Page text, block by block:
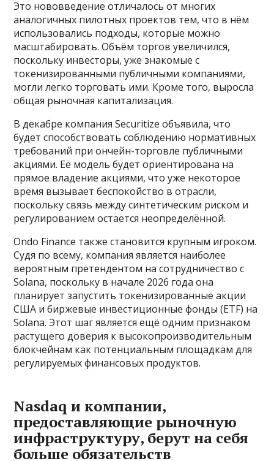
Это нововведение отличалось от многих
аналогичных пилотных проектов тем, что в нём
использовались подходы, которые можно
масштабировать. Объём торгов увеличился,
поскольку инвесторы, уже знакомые с
токенизированными публичными компаниями,
могли легко торговать ими. Кроме того, выросла
общая рыночная капитализация.
В декабре компания Securitize объявила, что
будет способствовать соблюдению нормативных
требований при ончейн-торговле публичными
акциями. Её модель будет ориентирована на
прямое владение акциями, что уже некоторое
время вызывает беспокойство в отрасли,
поскольку связь между синтетическим риском и
регулированием остаётся неопределённой.
Ondo Finance также становится крупным игроком.
Судя по всему, компания является наиболее
вероятным претендентом на сотрудничество с
Solana, поскольку в начале 2026 года она
планирует запустить токенизированные акции
США и биржевые инвестиционные фонды (ETF) на
Solana. Этот шаг является ещё одним признаком
растущего доверия к высокопроизводительным
блокчейнам как потенциальным площадкам для
регулируемых финансовых продуктов.
Nasdaq и компании,
предоставляющие рыночную
инфраструктуру, берут на себя
больше обязательств